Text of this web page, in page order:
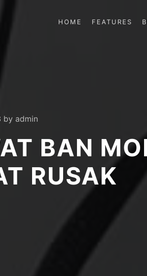
HOME FEATURES
by admin
BAN
RUSAK